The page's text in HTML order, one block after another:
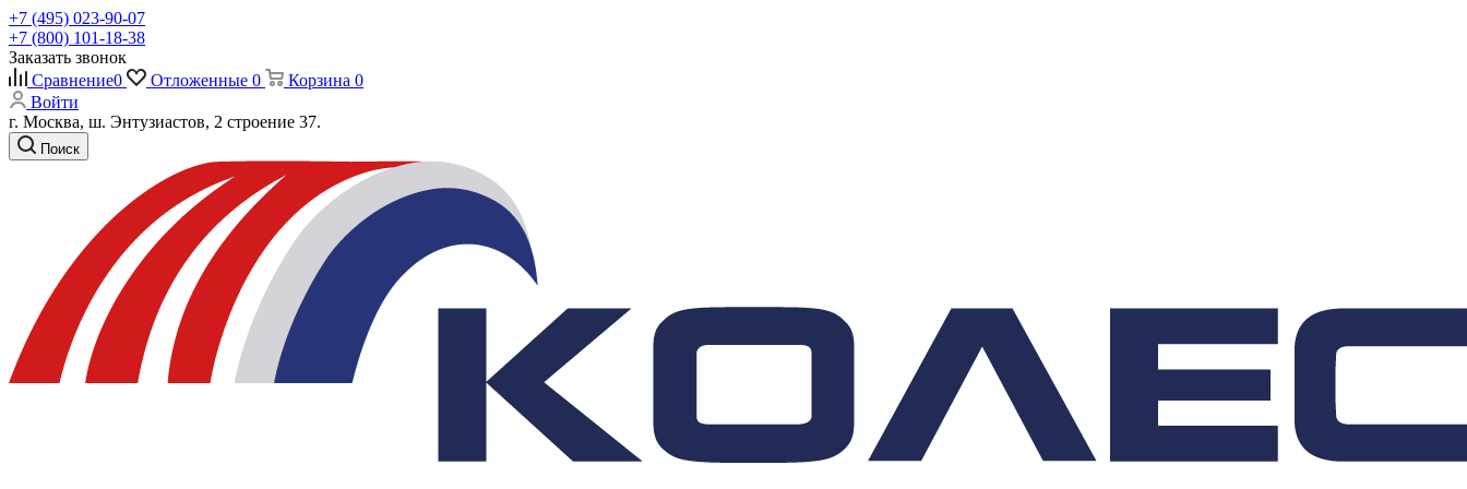
+7 (495) 023-90-07
+7 (800) 101-18-38
Заказать звонок
Сравнение0 Отложенные 0 Корзина 0
Войти
г. Москва, ш. Энтузиастов, 2 строение 37.
Поиск